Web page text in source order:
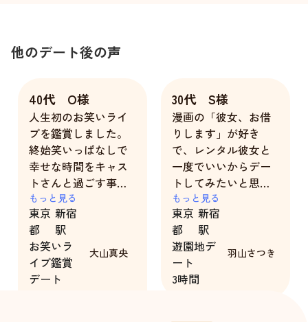
他のデート後の声
40代 O様
人生初のお笑いライ
ブを鑑賞しました。
終始笑いっぱなしで
幸せな時間をキャス
トさんと過ごす事が
出来ました。どうも
ありがとう。
もっと見る
東京
都
新宿
駅
お笑いラ
イブ鑑賞
デート
大山真央
30代 S様
漫画の「彼女、お借
りします」が好き
で、レンタル彼女と
一度でいいからデー
トしてみたいと思っ
て利用しました。
すごく緊張してたの
ですが、明るく話し
かけくれて楽しい時
間が過ごせました。
あとはアトラクショ
もっと見る
東京
都
新宿
駅
遊園地デ
ート
3時間
羽山さつき